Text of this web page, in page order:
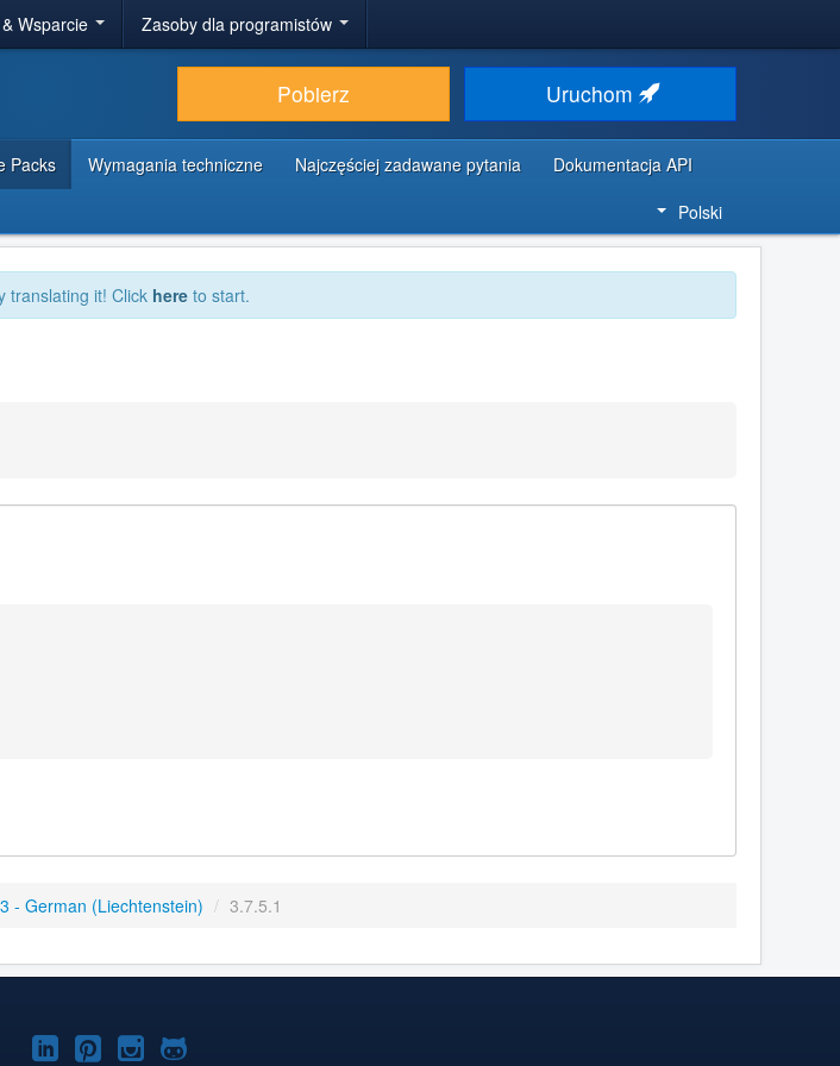
Wsparcie Zasoby dla programistów
Pobierz Uruchom
Packs Wymagania techniczne Najczęściej zadawane pytania
Dokumentacja API
Polski
translating it! Click here to start.
- German (Liechtenstein) / 3.7.5.1
Joomla!
Joomla!Joomla!
Joomla!Joomla!